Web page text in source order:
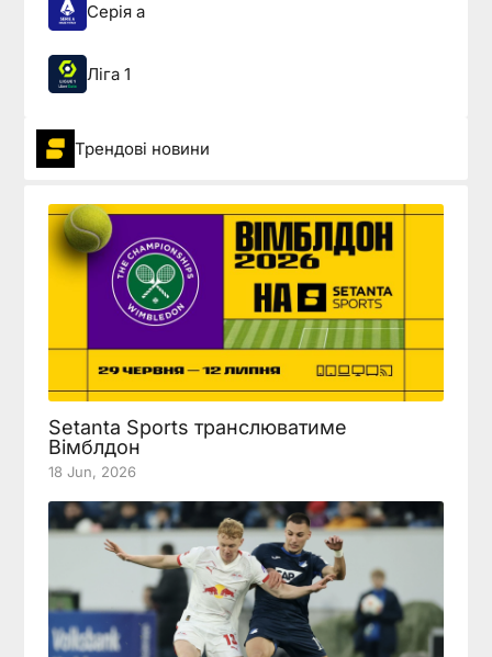
Серія а
Ліга 1
Трендові новини
Setanta Sports транслюватиме
Вімблдон
18 Jun, 2026